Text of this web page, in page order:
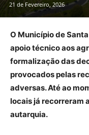
21 de Fevereiro, 2026
O Município de
apoio técnico aos
formalização das
provocados pelas
adversas. Até ao
locais já recorreram
autarquia.